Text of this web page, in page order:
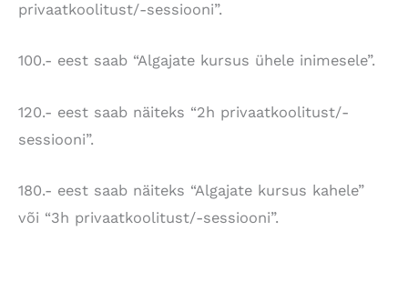
privaatkoolitust/-sessiooni”.
100.- eest saab “Algajate kursus ühele inimesele”.
120.- eest saab näiteks “2h privaatkoolitust/-
sessiooni”.
180.- eest saab näiteks “Algajate kursus kahele”
või “3h privaatkoolitust/-sessiooni”.